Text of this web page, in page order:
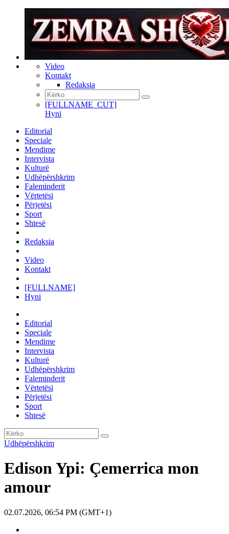
Video
Kontakt
Redaksia
[FULLNAME_CUT]
Hyni
Editorial
Speciale
Mendime
Intervista
Kulturë
Udhëpërshkrim
Faleminderit
Vërtetësi
Përjetësi
Sport
Shtesë
Redaksia
Video
Kontakt
[FULLNAME]
Hyni
Editorial
Speciale
Mendime
Intervista
Kulturë
Udhëpërshkrim
Faleminderit
Vërtetësi
Përjetësi
Sport
Shtesë
Udhëpërshkrim
Edison Ypi: Çemerrica mon
amour
02.07.2026, 06:54 PM (GMT+1)